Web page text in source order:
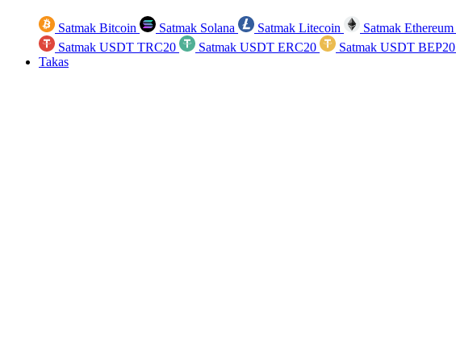
Satmak Bitcoin Satmak Solana Satmak Litecoin Satmak Ethereum
Satmak USDT TRC20
Satmak USDT ERC20 Satmak USDT BEP20
Takas